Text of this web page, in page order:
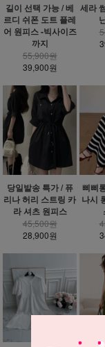
길이 선택 가능 / 베
르디 쉬폰 도트 플레
어 원피스 -빅사이즈
까지
55,900원
39,900원
세라
당일발송 특가 / 퓨
리나 허리 스트링 카
라 셔츠 원피스
45,500원
28,900원
삐삐
나시